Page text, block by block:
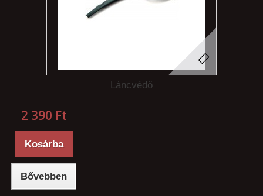
Láncvédő
2 390 Ft‎
Kosárba
Bővebben